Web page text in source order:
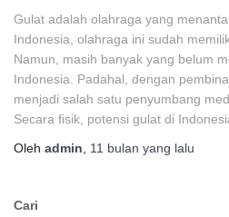
Gulat adalah olahraga yang
Indonesia, olahraga ini sudah
Namun, masih banyak yang belum
Indonesia. Padahal, dengan
menjadi salah satu penyumbang
Secara fisik, potensi gulat di
Oleh admin 11 bulan yang lalu
Cari